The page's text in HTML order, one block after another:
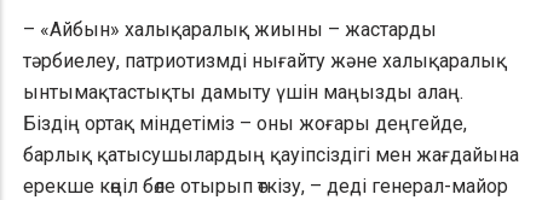
– «Айбын» халықаралық жиыны – жастарды
тәрбиелеу, патриотизмді нығайту және халықаралық
ынтымақтастықты дамыту үшін маңызды алаң.
Біздің ортақ міндетіміз – оны жоғары деңгейде,
барлық қатысушылардың қауіпсіздігі мен жағдайына
ерекше көңіл бөле отырып өткізу, – деді генерал-майор